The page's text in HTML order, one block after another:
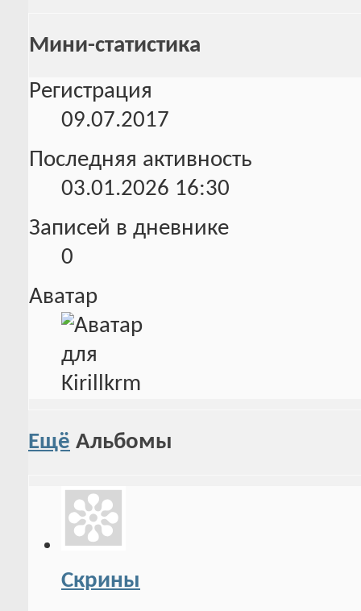
Мини-статистика
Регистрация
09.07.2017
Последняя активность
03.01.2026 16:30
Записей в дневнике
0
Аватар
Ещё Альбомы
Скрины